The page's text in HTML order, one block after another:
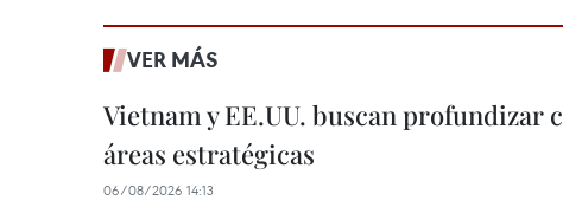
VER MÁS
Vietnam y EE.UU. buscan profundizar
áreas estratégicas
06/08/2026 14:13